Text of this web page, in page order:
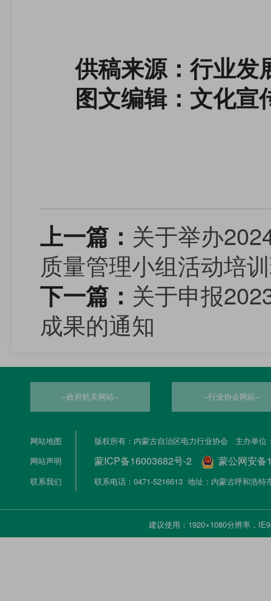
供稿来源：行业发
图文编辑：文化宣
上一篇： 关于举办
质量管理小组活动培
下一篇： 关于申报
成果的通知
--政府机关网站-- --行业协会网站--
网站地图
网站声明
联系我们
版权所有：内蒙古自治区电力行业协会 主办单位
蒙ICP备16003682号-2 蒙公网安备
联系电话：0471-5216613 地址：内蒙古呼和浩
建议使用：1920×1080分辨率，